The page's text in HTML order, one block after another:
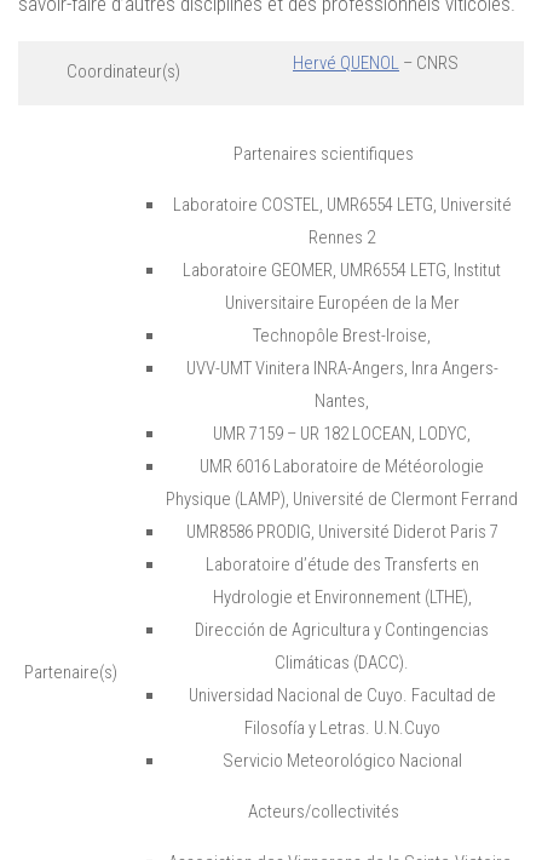
Coordinateur(s) Hervé QUENOL – CNRS
Partenaire(s)
Partenaires scientifiques
Laboratoire COSTEL, UMR6554 LETG, Université
Rennes 2
Laboratoire GEOMER, UMR6554 LETG, Institut
Universitaire Européen de la Mer
Technopôle Brest-Iroise,
UVV-UMT Vinitera INRA-Angers, Inra Angers-
Nantes,
UMR 7159 – UR 182 LOCEAN, LODYC,
UMR 6016 Laboratoire de Météorologie
Physique (LAMP), Université de Clermont Ferrand
UMR8586 PRODIG, Université Diderot Paris 7
Laboratoire d’étude des Transferts en
Hydrologie et Environnement (LTHE),
Dirección de Agricultura y Contingencias
Climáticas (DACC).
Universidad Nacional de Cuyo. Facultad de
Filosofía y Letras. U.N.Cuyo
Servicio Meteorológico Nacional
Acteurs/collectivités